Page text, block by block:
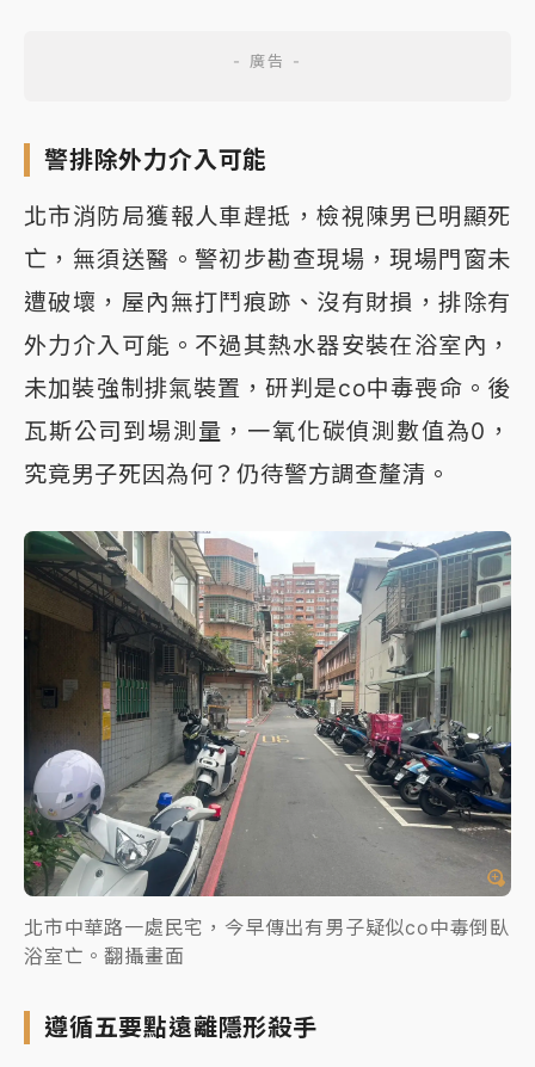
警排除外力介入可能
北市消防局獲報人車趕抵，檢視陳男已明顯死
亡，無須送醫。警初步勘查現場，現場門窗未
遭破壞，屋內無打鬥痕跡、沒有財損，排除有
外力介入可能。不過其熱水器安裝在浴室內，
未加裝強制排氣裝置，研判是co中毒喪命。後
瓦斯公司到場測量，一氧化碳偵測數值為0，
究竟男子死因為何？仍待警方調查釐清。
北市中華路一處民宅，今早傳出有男子疑似co中毒倒臥
浴室亡。翻攝畫面
遵循五要點遠離隱形殺手